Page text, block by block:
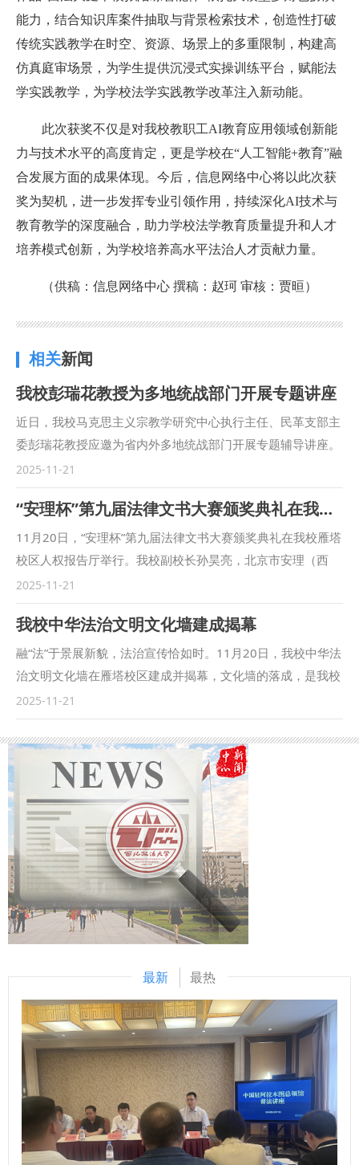
能力，结合知识库案件抽取与背景检索技术，创造性打破
传统实践教学在时空、资源、场景上的多重限制，构建高
仿真庭审场景，为学生提供沉浸式实操训练平台，赋能法
学实践教学，为学校法学实践教学改革注入新动能。
此次获奖不仅是对我校教职工AI教育应用领域创新能
力与技术水平的高度肯定，更是学校在“人工智能+教育”融
合发展方面的成果体现。今后，信息网络中心将以此次获
奖为契机，进一步发挥专业引领作用， 持续深化AI技术与
教育教学的深度融合，助力学校法学教育质量提升和人才
培养模式创新，为学校培养高水平法治人才贡献力量。
（供稿：信息网络中心 撰稿：赵珂 审核：贾晅）
相关新闻
我校彭瑞花教授为多地统战部门开展专题讲座
近日，我校马克思主义宗教学研究中心执行主任、民革支部主
委彭瑞花教授应邀为省内外多地统战部门开展专题辅导讲座。
应陕西省民宗委、西安市民宗委、榆林市委统战部、延安市委
统战部、内蒙古包头市委统战部、山西吕梁市委统战部等省内
外统战部门的邀请，彭瑞花先后为陕西、西安、榆林、延安、
包头、吕梁、靖边、神木、黄陵、潼关、北京市西城区、西安
市莲湖区、西咸新区等各级统战民宗部门组织举办的宗教干部
培训班和宗教教职人员培训班进行辅导讲座，彭教授立足新时
代宗教工作的新形势、新要求，围绕“宗教工作形势与依法管
理宗教事务”“习近平总书记关于宗教工作的重要论述”“宗教政
策法规”“宗教事务治理法治化”“宗教中国化”等主题进行系统阐
释。 讲座得到省内外各级统战民宗部门的高度评价，加强了
工作贡献智慧和力量的重要表现。 （供稿：党委统战部 撰
稿：刘贝贝 审核：马玲）
2025-11-21
“安理杯”第九届法律文书大赛颁奖典礼在我校举行
11月20日，“安理杯”第九届法律文书大赛颁奖典礼在我校雁塔
校区人权报告厅举行。我校副校长孙昊亮，北京市安理（西
安）律师事务所主任屈金冈出席典礼，各有关高校、北京市安
理（西安）律师事务所、我校法治学院 法律硕士教育学院相
关负责人及师生代表共同参加典礼。 孙昊亮在致辞中表示，
法律文书大赛的成功举办，一是学校传承红色法治基因，落实
立德树人根本任务，培养德法兼修法治人才的重要体现；二是
学校面向法治实践，强化法学实践教学，深化协同育人的重要
举措；三是学校立足西部经济社会发展，发挥区位优势，服
务“一带一路”的法治保障；四是聚焦法科研究生核心素养，延
续红色育人传统、打造特色赛事品牌的长期坚守。 屈金冈表
示，法律文书写作是法学教育实践的重要部分，法律文书的精
准性、说服力与创造性，是法律人不可替代的专业底色。在AI
快速发展的背景下，青年法律工作者要主动求变应变，锤炼扎
实的专业能力，在传承中不断突破，在协作中不断创新。 获
奖学生代表马书晨、张盼分享法律文书写作思路与心得。我校
民商法学院副教授王丽美、北京市安理（西安）律师事务所专
职律师高志杰对获奖作品分别进行点评。 本次比赛以法律文
书写作为载体，共有来自23所高校的556名学子参加，经过初
赛、决赛两轮角逐，最终决出一等奖2名、二等奖4名、三等奖
6名、优秀奖8名以及优秀组织单位3个。 我校法律文书写作大
赛已连续举办9年，赛事影响力与辐射面持续扩大，现已成为
西北五省区各高校之间友好交流、相互学习的重要平台。未
来，学校将继续坚持以实践为导向的法学教育之路，积极探索
法律人才培养模式，推动法学教育与法治实务相互融合，培养
更多高素质法治人才。 （供稿：法治学院 法律硕士教育学院
撰稿：李谦盛 审核：张学龙）
2025-11-21
我校中华法治文明文化墙建成揭幕
融“法”于景展新貌，法治宣传恰如时。11月20日，我校中华法
治文明文化墙在雁塔校区建成并揭幕，文化墙的落成，是我校
深化法治教育、厚植校园文化的重要举措，为推进全员全过程
全方位育人搭建了重要载体。陕西省法学会党组书记、专职副
会长王凯华，校党委书记赵万东出席活动并为文化墙揭幕，校
党委副书记张军政致辞，副校长赵全宇主持揭幕仪式。 为深
入学习贯彻习近平法治思想，全面落实中央全面依法治国工作
会议精神，切实遵循《中华人民共和国法治宣传教育法》要
求，我校立足传承中华优秀传统法律文化、弘扬红色法治文化
的核心使命，以提升校园法治育人环境为目标，精心规划、匠
心打造了这一集“历史厚重、法治专业、文化深刻”于一体的特
色文化景观。文化墙坐落于雁塔校区运动场南侧，全长百米，
既充分彰显了陕西地区丰富的法治文化积淀，又集中展现了学
校在法学学科领域的深厚底蕴。 文化墙采用图文并茂的呈现
方式，精选“周公制礼”“甘棠听讼”“徙木立信”“纵囚归狱”及“马锡
五审判方式”等12个具有里程碑意义的中国古代与近代法治经
典事件。所有画面均为原创设计，力求精准还原历史场景；文
字内容经学校法学专家团队多轮研讨、反复淬炼，确保史实准
确、内涵深刻，生动诠释了中华法治文明的演进脉络与精神内
核。文化墙周边绿植丰茂、鲜花点缀，使法治故事与自然景观
相映成趣，形成了“步移景异、法润人心”的沉浸式育人场景。
作为校园环境美化与文化建设的有机融合之作，中华法治文明
文化墙不仅实现了校园景观的品质提升，更构建了常态化法治
2025-11-21
最新 最热